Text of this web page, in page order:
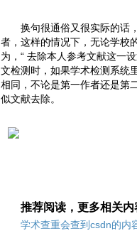
换句很通俗又很实际的话
者，这样的情况下，无论学校
为，“ 去除本人参考文献这一
文检测时，如果学术检测系统
相同，不论是第一作者还是第
似文献去除。
推荐阅读，更多相关内
学术查重会查到csdn的内